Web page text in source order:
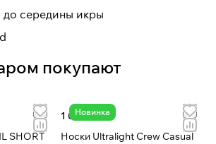
до середины икры
покупают
SHORT
Новинка
1 070 ₽
Носки Ultralight Crew Casual